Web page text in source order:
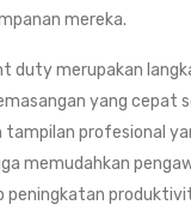
mereka.
duty merupakan
yang
profesional
memudahkan